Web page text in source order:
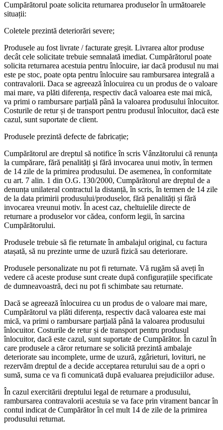
Cumpărătorul poate solicita returnarea produselor în următoarele
situații:
Coletele prezintă deteriorări severe;
Produsele au fost livrate / facturate greșit. Livrarea altor produse
decât cele solicitate trebuie semnalată imediat. Cumpărătorul poate
solicita returnarea acestuia pentru înlocuire, iar dacă produsul nu mai
este pe stoc, poate opta pentru înlocuire sau rambursarea integrală a
contravalorii. Daca se agreează înlocuirea cu un produs de o valoare
mai mare, va plăti diferența, respectiv dacă valoarea este mai mică,
va primi o rambursare parțială până la valoarea produsului înlocuitor.
Costurile de retur și de transport pentru produsul înlocuitor, dacă este
cazul, sunt suportate de client.
Produsele prezintă defecte de fabricație;
Cumpărătorul are dreptul să notifice în scris Vânzătorului că renunța
la cumpărare, fără penalități şi fără invocarea unui motiv, în termen
de 14 zile de la primirea produsului. De asemenea, în conformitate
cu art. 7 alin. 1 din O.G. 130/2000, Cumpărătorul are dreptul de a
denunța unilateral contractul la distanță, în scris, în termen de 14 zile
de la data primirii produsului/produselor, fără penalități și fără
invocarea vreunui motiv. În acest caz, cheltuielile directe de
returnare a produselor vor cădea, conform legii, în sarcina
Cumpărătorului.
Produsele trebuie să fie returnate în ambalajul original, cu factura
atașată, să nu prezinte urme de uzură fizică sau deteriorare.
Produsele personalizate nu pot fi returnate. Vă rugăm să aveți în
vedere că aceste produse sunt create după configurațiile specificate
de dumneavoastră, deci nu pot fi schimbate sau returnate.
Dacă se agreează înlocuirea cu un produs de o valoare mai mare,
Cumpărătorul va plăti diferența, respectiv dacă valoarea este mai
mică, va primi o rambursare parțială până la valoarea produsului
înlocuitor. Costurile de retur și de transport pentru produsul
înlocuitor, dacă este cazul, sunt suportate de Cumpărător. În cazul în
care produsele a căror returnare se solicită prezintă ambalaje
deteriorate sau incomplete, urme de uzură, zgârieturi, lovituri, ne
rezervăm dreptul de a decide acceptarea returului sau de a opri o
sumă, suma ce va fi comunicată după evaluarea prejudiciilor aduse.
În cazul exercitării dreptului legal de returnare a produsului,
rambursarea contravalorii acestuia se va face prin virament bancar în
contul indicat de Cumpărător în cel mult 14 de zile de la primirea
produsului returnat.